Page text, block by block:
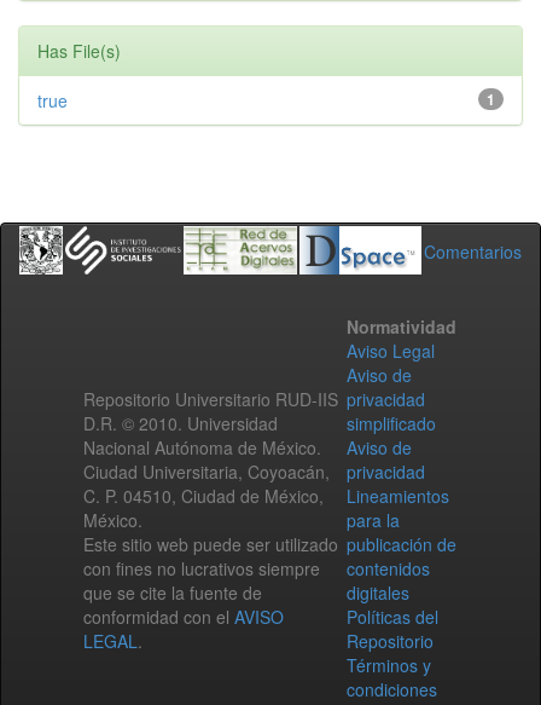
Has File(s)
1
true
Comentarios
Repositorio Universitario RUD-IIS
D.R. © 2010. Universidad
Nacional Autónoma de México.
Ciudad Universitaria, Coyoacán,
C. P. 04510, Ciudad de México,
México.
Este sitio web puede ser utilizado
con fines no lucrativos siempre
que se cite la fuente de
conformidad con el AVISO
LEGAL.
Normatividad
Aviso Legal
Aviso de
privacidad
simplificado
Aviso de
privacidad
Lineamientos
para la
publicación de
contenidos
digitales
Políticas del
Repositorio
Términos y
condiciones